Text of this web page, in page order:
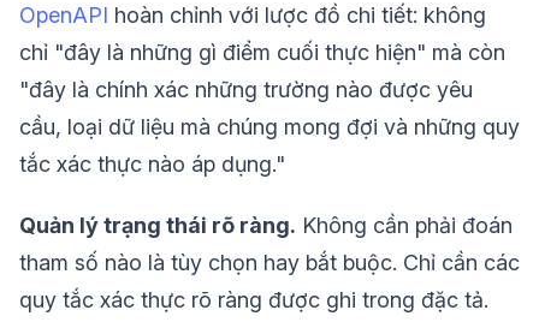
OpenAPI hoàn chỉnh với lược đồ chi tiết: không
chỉ "đây là những gì điểm cuối thực hiện" mà còn
"đây là chính xác những trường nào được yêu
cầu, loại dữ liệu mà chúng mong đợi và những quy
tắc xác thực nào áp dụng."
Quản lý trạng thái rõ ràng. Không cần phải đoán
tham số nào là tùy chọn hay bắt buộc. Chỉ cần các
quy tắc xác thực rõ ràng được ghi trong đặc tả.